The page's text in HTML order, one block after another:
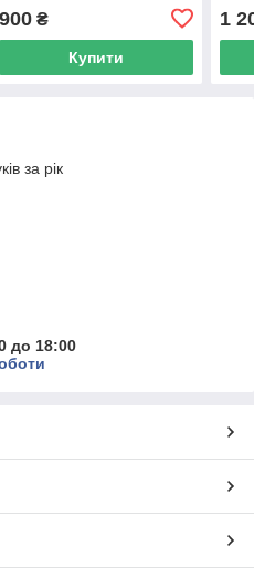
900₴
Купити
1
за рік
до 18:00